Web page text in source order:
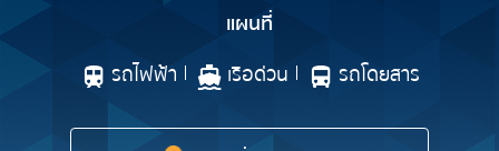
แผนที่
รถไฟฟ้า
เรือด่วน รถโดยสาร